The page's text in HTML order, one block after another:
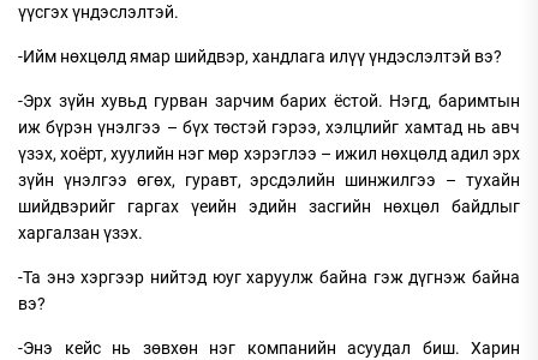
үүсгэх үндэслэлтэй.
-Ийм нөхцөлд ямар шийдвэр, хандлага илүү үндэслэлтэй вэ?
-Эрх зүйн хувьд гурван зарчим барих ёстой. Нэгд, баримтын
иж бүрэн үнэлгээ – бүх төстэй гэрээ, хэлцлийг хамтад нь авч
үзэх, хоёрт, хуулийн нэг мөр хэрэглээ – ижил нөхцөлд адил эрх
зүйн үнэлгээ өгөх, гуравт, эрсдэлийн шинжилгээ – тухайн
шийдвэрийг гаргах үеийн эдийн засгийн нөхцөл байдлыг
харгалзан үзэх.
-Та энэ хэргээр нийтэд юуг харуулж байна гэж дүгнэж байна
вэ?
-Энэ кейс нь зөвхөн нэг компанийн асуудал биш. Харин